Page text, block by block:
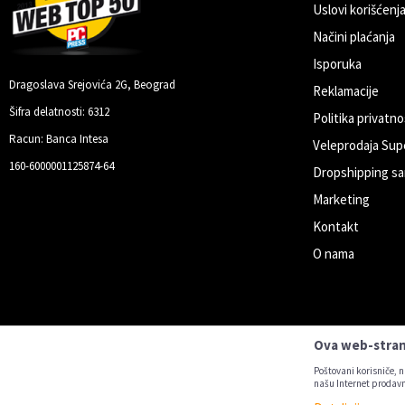
Anti-spam zaštita - izračunajte
Dragoslava Srejovića 2G, Beograd
Šifra delatnosti: 6312
Racun: Banca Intesa
160-6000001125874-64
Uslovi
Načini plaćanja
Isporuka
Reklamacije
Politika
Veleprodaja
Dropshipping
Marketing
Kontakt
O nama
Ova web-
Poštovani korisniče,
našu Internet